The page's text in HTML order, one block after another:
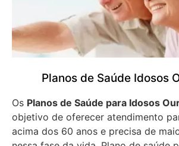
Planos de Saúde Idosos
Os Planos de Saúde para Idosos
objetivo de oferecer atendimento
acima dos 60 anos e precisa de